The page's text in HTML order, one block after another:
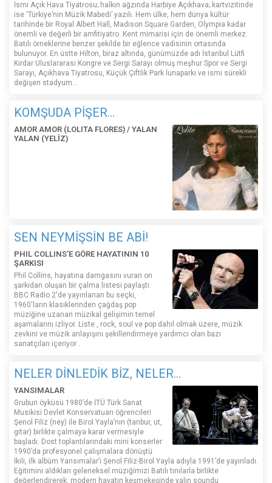
İsmi Açık Hava Tiyatrosu; halkın ağzında Harbiye Açıkhava; kartvizitinde
ise ‘Türkiye’nin Müzik Mabedi’ yazılı. Hem ülke, hem dünya kültür
tarihinde bir Royal Albert Hall, Madison Square Garden, Olympia kadar
önemli ve değerli bir amfitiyatro. Kent mimarisi için de önemli merkez.
Batılı örneklerine benzer şekilde bir eğlence vadisinin ortasında
bulunuyor. En üstte Hilton, biraz altında, günümüzde adı İstanbul Lütfi
Kırdar Uluslararası Kongre ve Sergi Sarayı olmuş meşhur Spor ve Sergi
Sarayı, Açıkhava Tiyatrosu, Küçük Çiftlik Park lunaparkı ve ismi sürekli
değişen stadyum…
KOMŞUDA PİŞER...
AMOR AMOR (LOLITA FLORES) / YALAN
YALAN (YELİZ)
SEN NEYMİŞSİN BE ABİ!
PHIL COLLINS'E GÖRE HAYATININ 10
ŞARKISI
Phil Collins, hayatına damgasını vuran on
şarkıdan oluşan bir çalma listesi paylaştı.
BBC Radio 2'de yayınlanan bu seçki,
1960'ların klasiklerinden çağdaş pop
müziğine uzanan müzikal gelişimin temel
aşamalarını izliyor. Liste , rock, soul ve pop dahil olmak üzere, müzik
zevkini ve müzik anlayışını şekillendirmeye yardımcı olan bazı
sanatçıları içeriyor .
NELER DİNLEDİK BİZ, NELER...
YANSIMALAR
Grubun öyküsü 1980’de İTÜ Türk Sanat
Musikisi Devlet Konservatuarı öğrencileri
Şenol Filiz (ney) ile Birol Yayla’nın (tanbur, ut,
gitar) birlikte çalmaya karar vermesiyle
başladı. Dost toplantılarındaki mini konserler
1990’da profesyonel çalışmalara dönüştü.
İkili, ilk albüm Yansımalar’ı Şenol Filiz-Birol Yayla adıyla 1991’de yayınladı.
Eğitimini aldıkları geleneksel müziğimizi Batılı tınılarla birlikte
değerlendirerek, modern hayatın keşmekeşinde yalın soundu